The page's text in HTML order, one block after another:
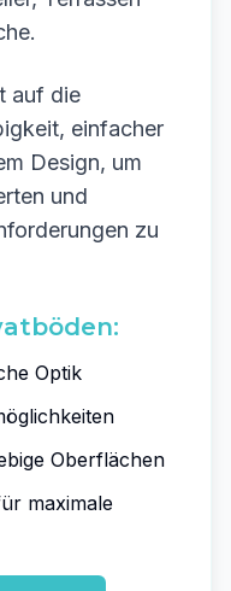
auf die
einfacher
Design, um
und
zu
Optik
Oberflächen
maximale